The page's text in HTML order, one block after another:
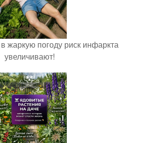
жаркую погоду риск инфаркта
увеличивают!